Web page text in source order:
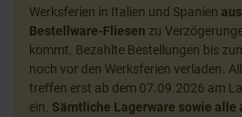
Werksferien in Italien und Spanien
Bestellware-Fliesen zu
kommt. Bezahlte Bestellungen bis
noch vor den Werksferien verladen.
treffen erst ab dem 07.09.2026 am
ein. Sämtliche Lagerware sowie alle